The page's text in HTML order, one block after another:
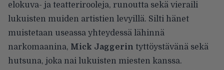
elokuva- ja teatterirooleja, runoutta sekä vieraili
lukuisten muiden artistien levyillä. Silti hänet
muistetaan useassa yhteydessä lähinnä
narkomaanina, Mick Jaggerin tyttöystävänä sekä
hutsuna, joka nai lukuisten miesten kanssa.